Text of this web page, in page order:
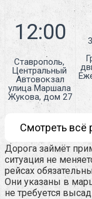
Ставрополь,
Центральный
Автовокзал
улица Маршала
Жукова, дом 27
Смотреть всё
Дорога займёт
ситуация не
рейсах
Они указаны в
не требуется